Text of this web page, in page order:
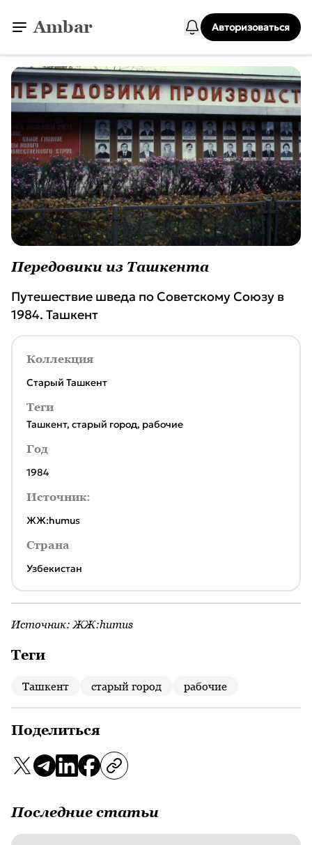
Ambar Авторизоваться
Передовики из Ташкента
Путешествие шведа по Советскому Союзу в
1984. Ташкент
Коллекция
Старый Ташкент
Теги
Ташкент, старый город, рабочие
Год
1984
Источник:
ЖЖ:humus
Страна
Узбекистан
Источник: ЖЖ:humus
Теги
Ташкент старый город рабочие
Поделиться
Последние статьи